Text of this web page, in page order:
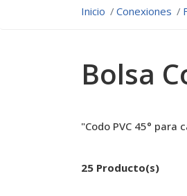
Inicio Conexiones
Bolsa
"Codo PVC 45°
25 Producto(s)